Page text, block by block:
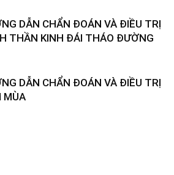
DẪN CHẨN ĐOÁN VÀ ĐIỀU TRỊ
THẦN KINH ĐÁI THÁO ĐƯỜNG
DẪN CHẨN ĐOÁN VÀ ĐIỀU TRỊ
MÙA